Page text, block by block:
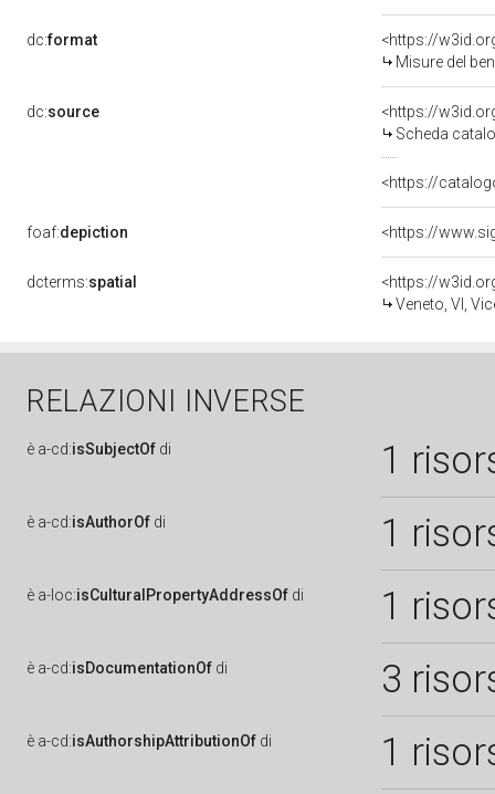
dc:format
<https://
Misure del
dc:source
<https://
Scheda
<https://
foaf:depiction
dcterms:spatial
<https://
Veneto, VI,
RELAZIONI INVERSE
è a-cd:isSubjectOf di 1
è a-cd:isAuthorOf di 1
è a-loc:isCulturalPropertyAddressOf di 1
è a-cd:isDocumentationOf di 3
è a-cd:isAuthorshipAttributionOf di 1